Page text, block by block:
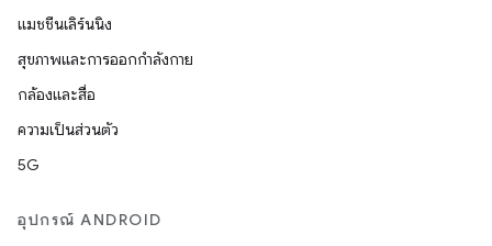
แมชชีนเลิร์นนิง
สุขภาพและการออกกำลังกาย
กล้องและสื่อ
ความเป็นส่วนตัว
5G
อุปกรณ์ ANDROID